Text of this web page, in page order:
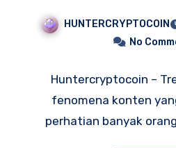
HUNTERCRYPTOCOIN
No
Huntercryptocoin –
fenomena konten
perhatian banyak